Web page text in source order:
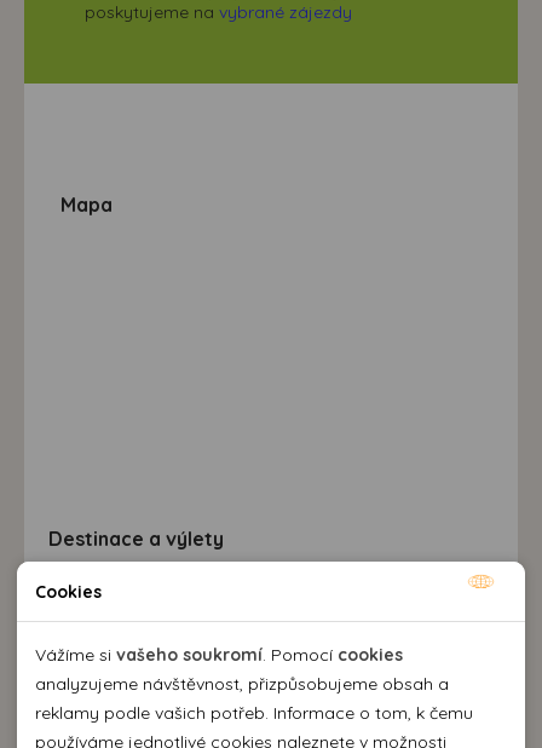
poskytujeme na vybrané zájezdy
Mapa
Destinace a výlety
Cookies
Vážíme si vašeho soukromí. Pomocí cookies
analyzujeme návštěvnost, přizpůsobujeme obsah a
reklamy podle vašich potřeb. Informace o tom, k čemu
používáme jednotlivé cookies naleznete v možnosti
Nutné cookies pomáhají, aby byla webová stránka
použitelná tak, že umožní základní funkce jako navigace
stránky a přístup k zabezpečeným sekcím webové stránky.
Webová stránka nemůže správně fungovat bez těchto